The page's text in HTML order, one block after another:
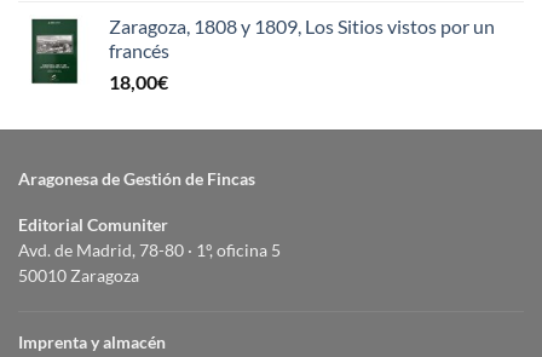
Zaragoza, 1808 y 1809, Los Sitios vistos por un
francés
18,00€
Aragonesa de Gestión de Fincas
Editorial Comuniter
Avd. de Madrid, 78-80 · 1º, oficina 5
50010 Zaragoza
Imprenta y almacén